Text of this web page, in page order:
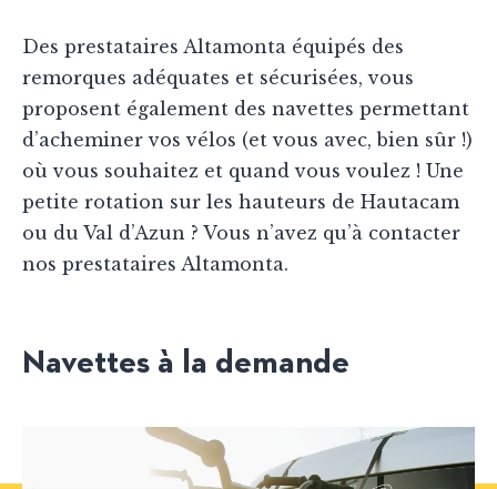
Des prestataires Altamonta équipés des
remorques adéquates et sécurisées, vous
proposent également des navettes permettant
d’acheminer vos vélos (et vous avec, bien sûr !)
où vous souhaitez et quand vous voulez ! Une
petite rotation sur les hauteurs de Hautacam
ou du Val d’Azun ? Vous n’avez qu’à contacter
nos prestataires Altamonta.
Navettes à la demande